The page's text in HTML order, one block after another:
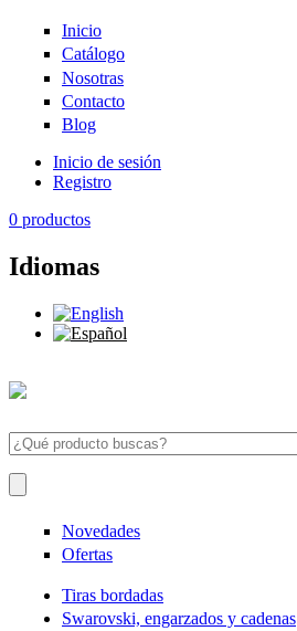
Pasar al contenido principal
Inicio
Catálogo
Nosotras
Contacto
Blog
Inicio de sesión
Registro
0 productos
Idiomas
Novedades
Ofertas
Tiras bordadas
Swarovski, engarzados y cadenas